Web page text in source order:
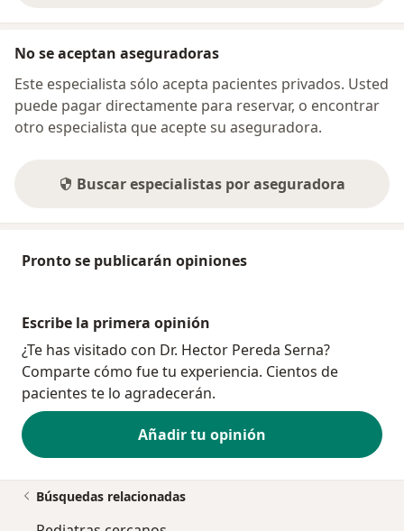
No se aceptan aseguradoras
Este especialista sólo acepta pacientes privados. Usted
puede pagar directamente para reservar, o encontrar
otro especialista que acepte su aseguradora.
Buscar especialistas por aseguradora
Pronto se publicarán opiniones
Escribe la primera opinión
¿Te has visitado con Dr. Hector Pereda Serna?
Comparte cómo fue tu experiencia. Cientos de
pacientes te lo agradecerán.
Añadir tu opinión
Búsquedas relacionadas